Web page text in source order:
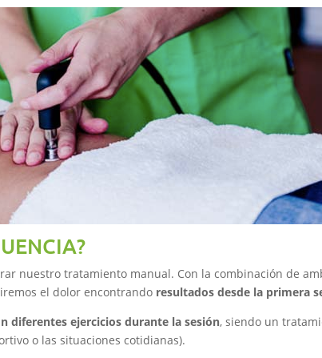
nuestro tratamiento manual. Con la combinación de
el dolor encontrando resultados desde la primera
diferentes ejercicios durante la sesión, siendo un
o las situaciones cotidianas).